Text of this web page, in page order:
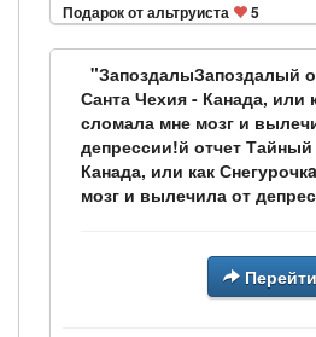
Подарок от альтруиста 5
"ЗапоздалыЗапоздалый
Санта Чехия - Канада, или
сломала мне мозг и
депрессии!й отчет
Канада, или как
мозг и вылечила от
Перейти